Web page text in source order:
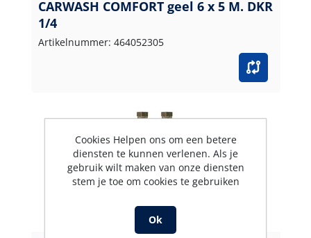
CARWASH COMFORT geel 6 x 5 M. DKR
1/4
Artikelnummer: 464052305
Cookies Helpen ons om een betere
diensten te kunnen verlenen. Als je
gebruik wilt maken van onze diensten
stem je toe om cookies te gebruiken
Ok